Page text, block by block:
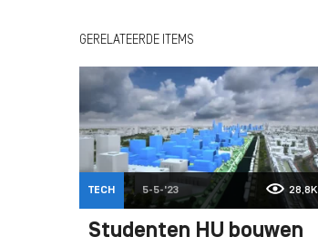
GERELATEERDE ITEMS
TECH 5-5-'23 28,8K
Studenten HU bouwen